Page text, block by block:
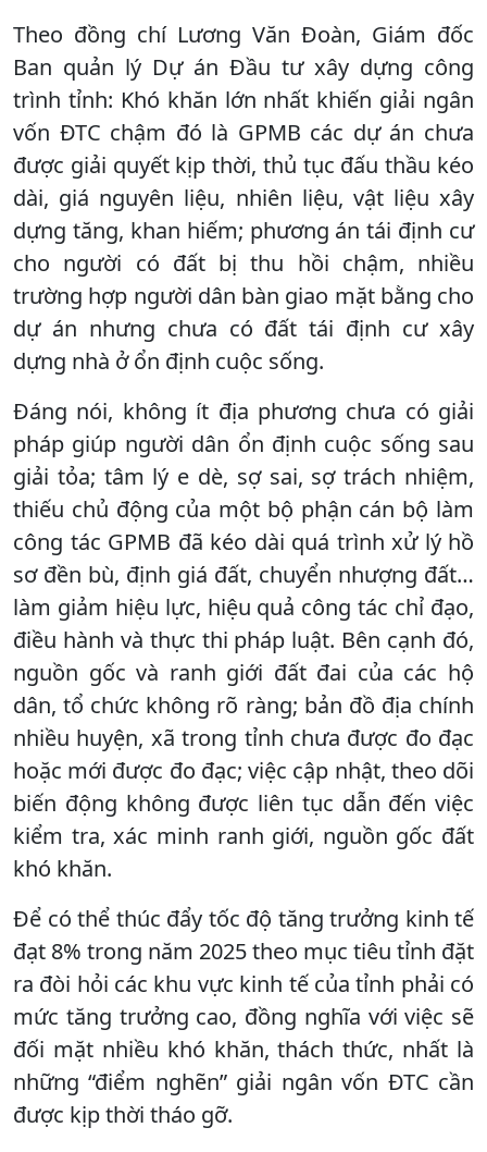
Theo đồng chí Lương Văn Đoàn, Giám đốc
Ban quản lý Dự án Đầu tư xây dựng công
trình tỉnh: Khó khăn lớn nhất khiến giải ngân
vốn ĐTC chậm đó là GPMB các dự án chưa
được giải quyết kịp thời, thủ tục đấu thầu kéo
dài, giá nguyên liệu, nhiên liệu, vật liệu xây
dựng tăng, khan hiếm; phương án tái định cư
cho người có đất bị thu hồi chậm, nhiều
trường hợp người dân bàn giao mặt bằng cho
dự án nhưng chưa có đất tái định cư xây
dựng nhà ở ổn định cuộc sống.
Đáng nói, không ít địa phương chưa có giải
pháp giúp người dân ổn định cuộc sống sau
giải tỏa; tâm lý e dè, sợ sai, sợ trách nhiệm,
thiếu chủ động của một bộ phận cán bộ làm
công tác GPMB đã kéo dài quá trình xử lý hồ
sơ đền bù, định giá đất, chuyển nhượng đất…
làm giảm hiệu lực, hiệu quả công tác chỉ đạo,
điều hành và thực thi pháp luật. Bên cạnh đó,
nguồn gốc và ranh giới đất đai của các hộ
dân, tổ chức không rõ ràng; bản đồ địa chính
nhiều huyện, xã trong tỉnh chưa được đo đạc
hoặc mới được đo đạc; việc cập nhật, theo dõi
biến động không được liên tục dẫn đến việc
kiểm tra, xác minh ranh giới, nguồn gốc đất
khó khăn.
Để có thể thúc đẩy tốc độ tăng trưởng kinh tế
đạt 8% trong năm 2025 theo mục tiêu tỉnh đặt
ra đòi hỏi các khu vực kinh tế của tỉnh phải có
mức tăng trưởng cao, đồng nghĩa với việc sẽ
đối mặt nhiều khó khăn, thách thức, nhất là
những “điểm nghẽn” giải ngân vốn ĐTC cần
được kịp thời tháo gỡ.